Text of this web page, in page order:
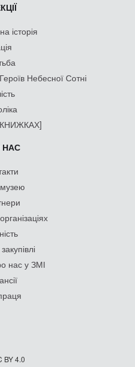
історія
Небесної Сотні
НАС
нас у ЗМІ
BY 4.0